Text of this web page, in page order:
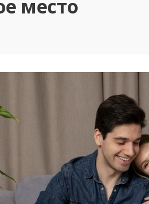
место